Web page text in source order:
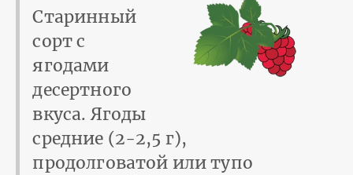
Старинный
сорт с
ягодами
десертного
вкуса. Ягоды
средние (2-2,5 г),
продолговатой или тупо